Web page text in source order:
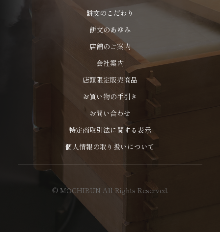
餅文のこだわり
餅文のあゆみ
店舗のご案内
会社案内
店頭限定販売商品
お買い物の手引き
お問い合わせ
特定商取引法に関する表示
個人情報の取り扱いについて
© MOCHIBUN All Rights Reserved.